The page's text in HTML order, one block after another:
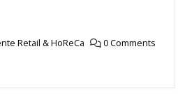
Retail & HoReCa 0 Comments